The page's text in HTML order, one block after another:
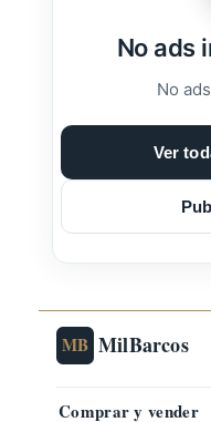
No ads
No
Ver
MB MilBarcos
Comprar y vender